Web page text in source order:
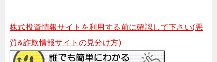
株式投資情報サイトを利用する前に確認して下さい(悪
質&詐欺情報サイトの見分け方)